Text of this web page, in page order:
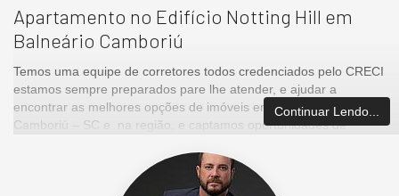
Apartamento no Edifício Notting Hill em
Balneário Camboriú
Temos uma equipe de corretores todos credenciados pelo CRECI
estamos sempre preparados pare lhe atender, e ajudar a
encontrar as melhores opções de imóveis em Balneário
Camboriú – SC e na região, e captamos oportunidades de
com a maior segurança que existe.
Imóvel disponível para visitação.
Continuar Lendo...